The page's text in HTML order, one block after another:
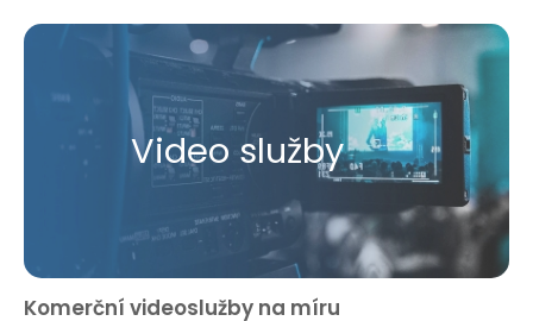
Video služby
Komerční videoslužby na míru